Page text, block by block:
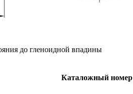
до гленоидной впадины
Каталожный номер